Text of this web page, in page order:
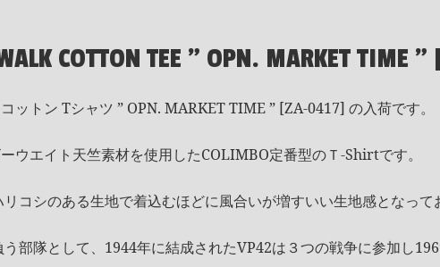
COTTON TEE " OPN. MARKET TIME
ットン Tシャツ ” OPN. MARKET TIME ” [ZA-0417] の入荷です。
ウエイト天竺素材を使用したCOLIMBO定番型のＴ-Shirtです。
コシのある生地で着込むほどに風合いが増すいい生地感となって
部隊として、1944年に結成されたVP42は３つの戦争に参加し